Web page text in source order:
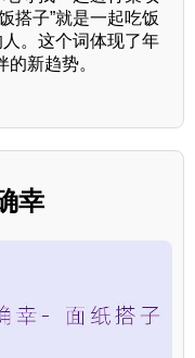
搭子”就是一起吃饭
人。这个词体现了年
新趋势。
幸